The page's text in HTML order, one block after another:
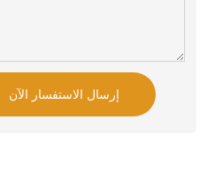
إرسال الاستفسار الآن